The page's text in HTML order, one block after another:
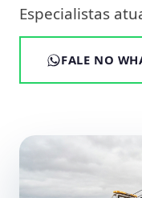
Especialistas
FALE NO